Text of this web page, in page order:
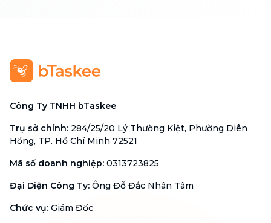
Công Ty TNHH bTaskee
Trụ sở chính: 284/25/20 Lý Thường Kiệt, Phường Diên
Hồng, TP. Hồ Chí Minh 72521
Mã số doanh nghiệp: 0313723825
Đại Diện Công Ty: Ông Đỗ Đắc Nhân Tâm
Chức vụ: Giám Đốc